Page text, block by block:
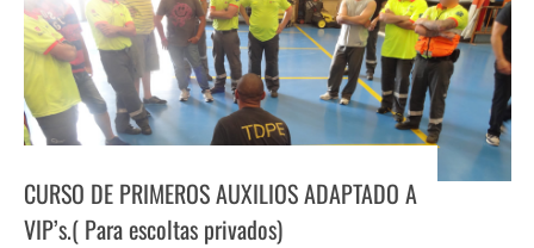
CURSO DE PRIMEROS AUXILIOS ADAPTADO A
VIP’s.( Para escoltas privados)